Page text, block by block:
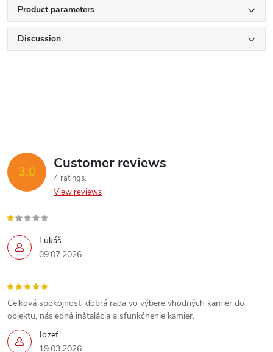
Product parameters
Discussion
3,0 Customer reviews
4 ratings
View reviews
Lukáš
09.07.2026
Jozef
19.03.2026
Celková spokojnosť, dobrá rada vo výbere vhodných kamier do
objektu, následná inštalácia a sfunkčnenie kamier.